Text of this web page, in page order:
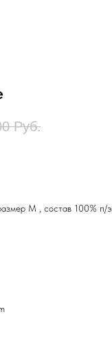
Руб.
М , состав 100% п/э